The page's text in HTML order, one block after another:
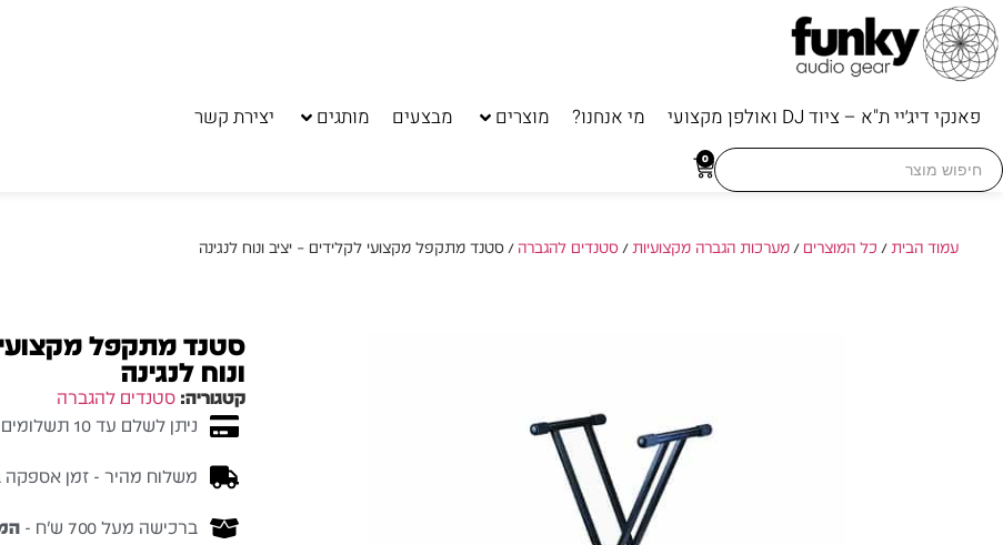
פאנקי דיג׳יי ת"א – ציוד DJ ואולפן מקצועי מי אנחנו? מוצרים מבצעים מותגים יצירת קשר
Search
for:
0
עמוד הבית/ כל המוצרים /מערכות הגברה מקצועיות/סטנדים להגברה/ סטנד מתקפל מקצועי לקלידים – יציב ונוח לנגינה
סטנד מתקפל מקצועי
ונוח לנגינה
קטגוריה: סטנדים להגברה
ניתן לשלם עד 10 תשלומים ללא ריבית
משלוח מהיר - זמן אספקה בין 3-5 ימי
ברכישה מעל 700 ש״ח -